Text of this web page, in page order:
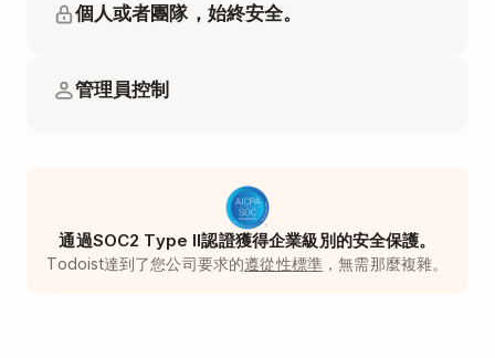
個人或者團隊，始終安全。
管理員控制
通過SOC2 Type II認證獲得企業級別的安全保護。
Todoist達到了您公司要求的遵從性標準 ，無需那麼複雜。